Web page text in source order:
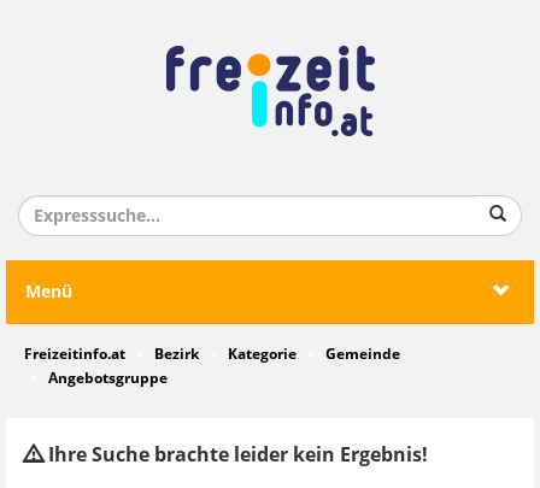
Menü
Freizeitinfo.at Bezirk Kategorie
Gemeinde
Angebotsgruppe
Ihre Suche brachte leider kein Ergebnis!